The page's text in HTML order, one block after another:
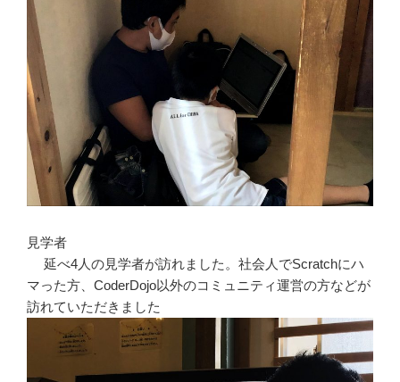
見学者
延べ4人の見学者が訪れました。社会人でScratchにハ
マった方、CoderDojo以外のコミュニティ運営の方などが
訪れていただきました